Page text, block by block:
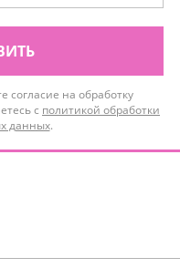
согласие на обработку
с политикой обработки
данных.